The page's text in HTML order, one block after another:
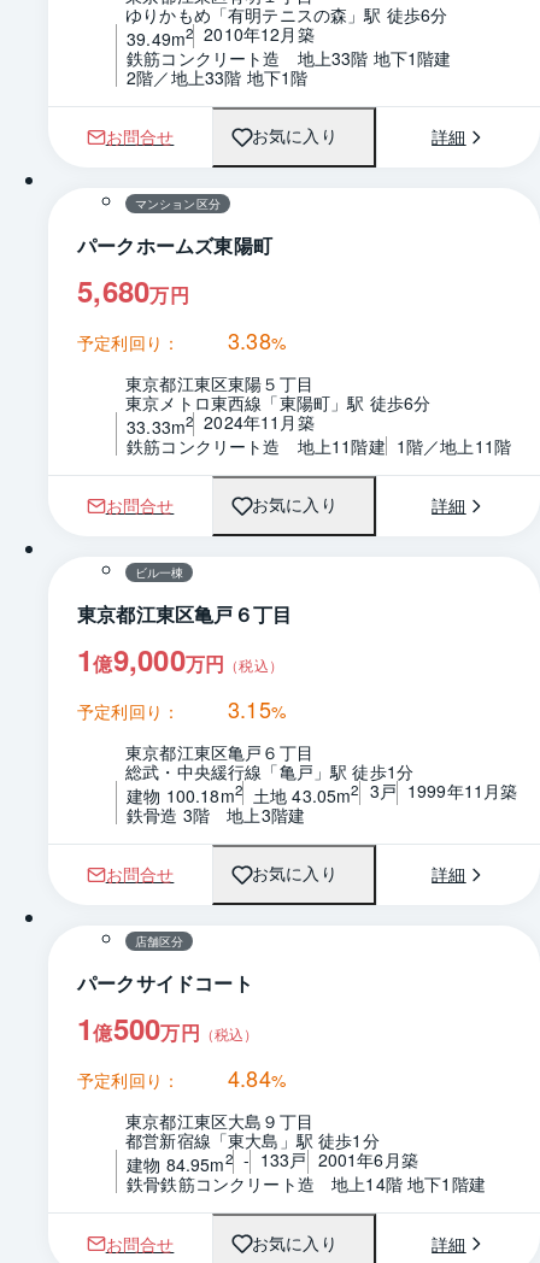
ゆりかもめ「有明テニスの森」駅 徒歩6分
39.49m2 2010年12月築
鉄筋コンクリート造　地上33階 地下1階建
2階／地上33階 地下1階
お問合せ お気に入り 詳細
1 / 0 間取り
マンション区分
パークホームズ東陽町
5,680万円
予定利回り： 3.38%
東京都江東区東陽５丁目
東京メトロ東西線「東陽町」駅 徒歩6分
33.33m2 2024年11月築
鉄筋コンクリート造　地上11階建 1階／地上11階
お問合せ お気に入り 詳細
1 / 0 間取り
ビル一棟
東京都江東区亀戸６丁目
1億9,000万円 （税込）
予定利回り： 3.15%
東京都江東区亀戸６丁目
総武・中央緩行線「亀戸」駅 徒歩1分
建物 100.18m2 土地 43.05m2 3戸 1999年11月築
鉄骨造 3階　地上3階建
お問合せ お気に入り 詳細
1 / 0 間取り
店舗区分
パークサイドコート
1億500万円 （税込）
予定利回り： 4.84%
東京都江東区大島９丁目
都営新宿線「東大島」駅 徒歩1分
建物 84.95m2 - 133戸 2001年6月築
鉄骨鉄筋コンクリート造　地上14階 地下1階建
お問合せ お気に入り 詳細